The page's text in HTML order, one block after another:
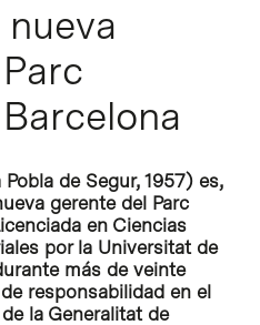
de Segur, 1957) es,
gerente del Parc
en Ciencias
por la Universitat de
más de veinte
responsabilidad en el
la Generalitat de